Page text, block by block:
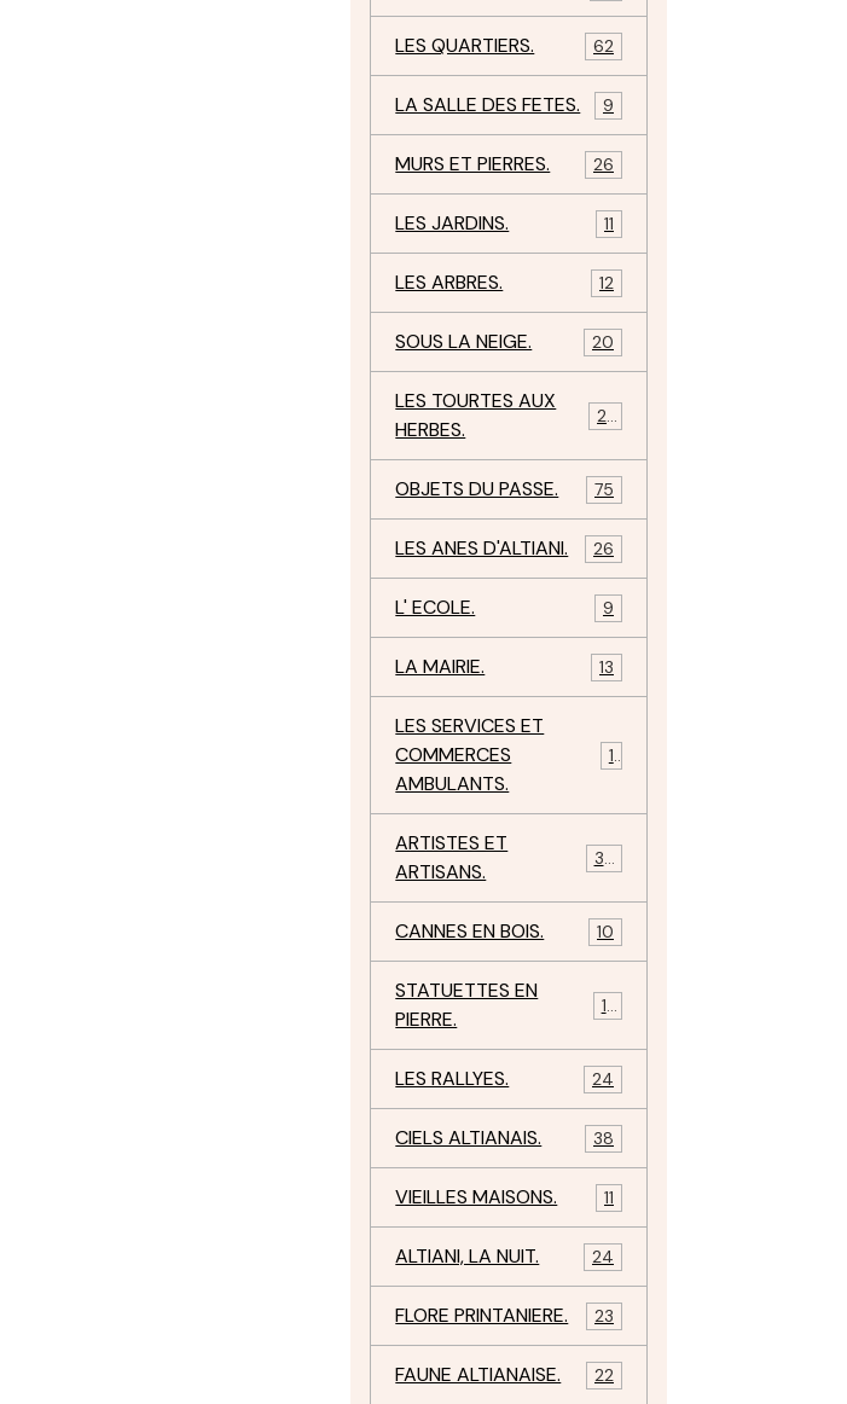
LES QUARTIERS. 62
LA SALLE DES FETES. 9
MURS ET PIERRES. 26
LES JARDINS. 11
LES ARBRES. 12
SOUS LA NEIGE. 20
LES TOURTES AUX
HERBES.
29
OBJETS DU PASSE. 75
LES ANES D'ALTIANI. 26
L' ECOLE. 9
LA MAIRIE. 13
LES SERVICES ET
COMMERCES
AMBULANTS.
11
ARTISTES ET
ARTISANS.
34
CANNES EN BOIS. 10
STATUETTES EN
PIERRE.
17
LES RALLYES. 24
CIELS ALTIANAIS. 38
VIEILLES MAISONS. 11
ALTIANI, LA NUIT. 24
FLORE PRINTANIERE. 23
FAUNE ALTIANAISE. 22